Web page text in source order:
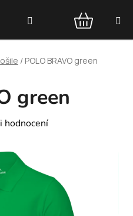
NÁKUPNÍ
KOŠÍK
/ POLO BRAVO green
green
hodnocení